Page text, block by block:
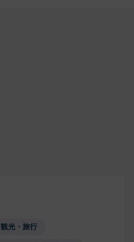
観光・旅行